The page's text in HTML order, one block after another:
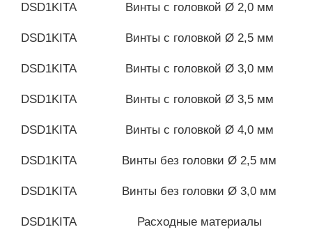
DSD1KITA Винты с головкой Ø 2,0 мм
DSD1KITA Винты с головкой Ø 2,5 мм
DSD1KITA Винты с головкой Ø 3,0 мм
DSD1KITA Винты с головкой Ø 3,5 мм
DSD1KITA Винты с головкой Ø 4,0 мм
DSD1KITA Винты без головки Ø 2,5 мм
DSD1KITA Винты без головки Ø 3,0 мм
DSD1KITA Расходные материалы